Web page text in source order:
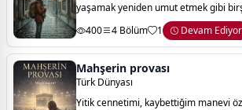
yaşamak yeniden umut etmek gibi
çıkan engelleri aşmak için birbirinin
çalışan anneyle küçük bir
400 4 Bölüm 1 Devam Ediyor
Mahşerin provası
Türk Dünyası
Yitik cennetimi, kaybettiğim manevi